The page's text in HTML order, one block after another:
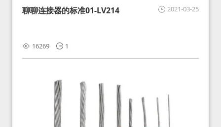
2021-03-25
聊聊连接器的标准01-LV214
16269 1